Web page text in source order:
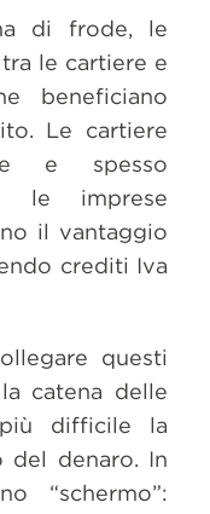
di frode, le
le cartiere e
beneficiano
Le cartiere
e spesso
le imprese
il vantaggio
crediti Iva
questi
catena delle
difficile la
del denaro. In
“schermo”: